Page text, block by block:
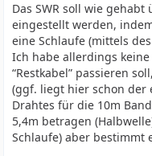
Das SWR soll wie
eingestellt werden,
eine Schlaufe (mittels
Ich habe allerdings
“Restkabel” passieren
(ggf. liegt hier schon der
Drahtes für die 10m
5,4m betragen
Schlaufe) aber bestimmt